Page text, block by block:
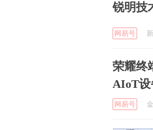
锐明技
网易号
荣耀终
AIoT设
网易号